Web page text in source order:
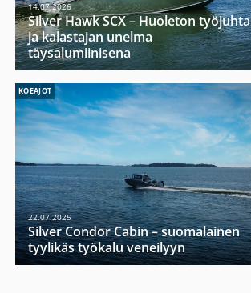
14.07.2026
Silver Hawk SCX – Huoleton työjuhta
ja kalastajan unelma
täysalumiinisena
KOEAJOT
22.07.2025
Silver Condor Cabin – suomalainen
tyylikäs työkalu veneilyyn